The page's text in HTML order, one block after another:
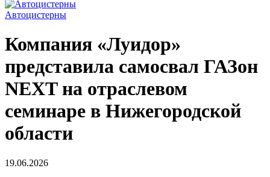
Автоцистерны
Компания «Луидор»
представила самосвал ГАЗон
NEXT на отраслевом
семинаре в Нижегородской
области
19.06.2026